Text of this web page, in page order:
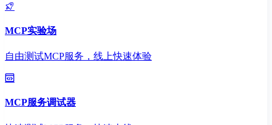
MCP实验场
自由测试MCP服务，线上快速体验
MCP服务调试器